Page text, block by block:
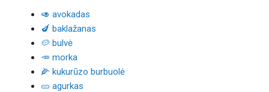
🥑 avokadas
🍆 baklažanas
🥔 bulvė
🥕 morka
🌽 kukurūzo burbuolė
🥒 agurkas